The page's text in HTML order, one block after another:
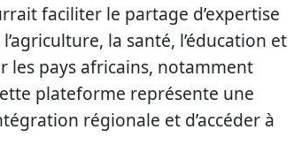
faciliter le partage d’expertise
la santé, l’éducation et
les pays africains, notamment
plateforme représente une
régionale et d’accéder à